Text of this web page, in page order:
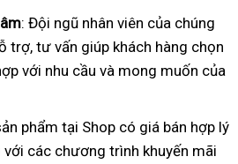
: Đội ngũ nhân viên của chúng
trợ, tư vấn giúp khách hàng chọn
với nhu cầu và mong muốn của
phẩm tại Shop có giá bán hợp lý
với các chương trình khuyến mãi